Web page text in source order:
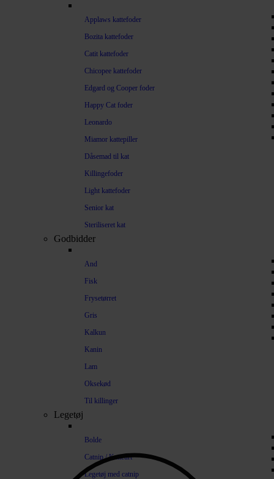
Applaws kattefoder
Bozita kattefoder
Catit kattefoder
Chicopee kattefoder
Edgard og Cooper foder
Happy Cat foder
Leonardo
Miamor kattepiller
Dåsemad til kat
Killingefoder
Light kattefoder
Senior kat
Steriliseret kat
Godbidder
And
Fisk
Frysetørret
Gris
Kalkun
Kanin
Lam
Oksekød
Til killinger
Legetøj
Bolde
Catnip / Katteurt
Legetøj med catnip